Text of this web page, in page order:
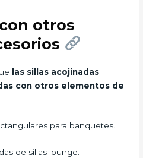
otros
las sillas acojinadas
con otros elementos de
para banquetes.
de sillas lounge.